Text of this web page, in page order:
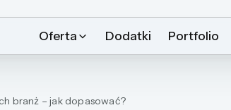
Oferta Dodatki Portfolio
branż – jak dopasować?